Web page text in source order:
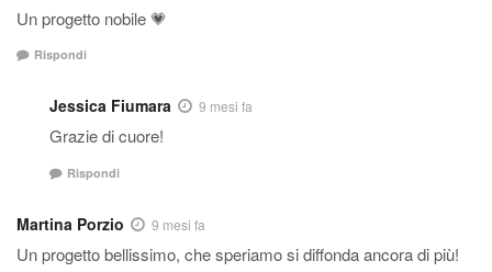
Un progetto nobile 💗
Rispondi
Jessica Fiumara 9 mesi fa
Grazie di cuore!
Rispondi
Martina Porzio 9 mesi fa
Un progetto bellissimo, che speriamo si diffonda ancora di più!